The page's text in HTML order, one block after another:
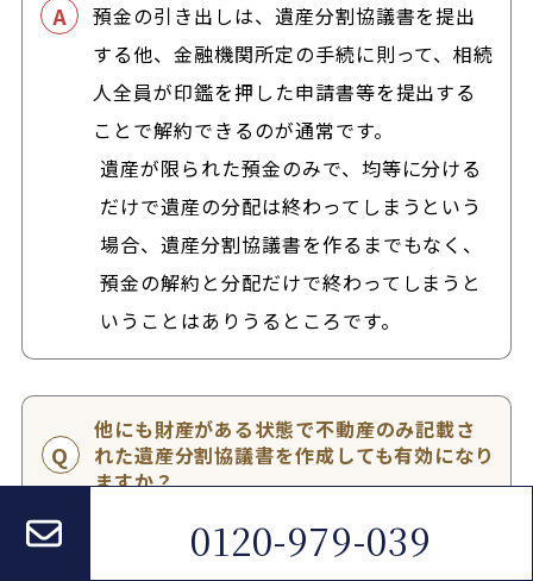
預金の引き出しは、遺産分割協議書を提出
する他、金融機関所定の手続に則って、相続
人全員が印鑑を押した申請書等を提出する
ことで解約できるのが通常です。
遺産が限られた預金のみで、均等に分ける
だけで遺産の分配は終わってしまうという
場合、遺産分割協議書を作るまでもなく、
預金の解約と分配だけで終わってしまうと
いうことはありうるところです。
他にも財産がある状態で不動産のみ記載さ
れた遺産分割協議書を作成しても有効になり
ますか？
相続人全員が合意するならば、一部の遺産
0120-979-039